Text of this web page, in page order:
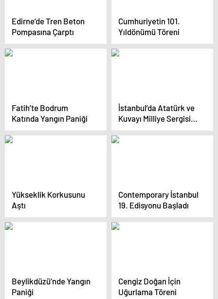
Edirne’de Tren Beton
Pompasına Çarptı
Cumhuriyetin 101.
Yıldönümü Töreni
Fatih’te Bodrum
Katında Yangın Paniği
İstanbul’da Atatürk ve
Kuvayı Milliye Sergisi
29 Ekim’de Açılacak
Yükseklik Korkusunu
Aştı
Contemporary İstanbul
19. Edisyonu Başladı
Beylikdüzü’nde Yangın
Paniği
Cengiz Doğan İçin
Uğurlama Töreni